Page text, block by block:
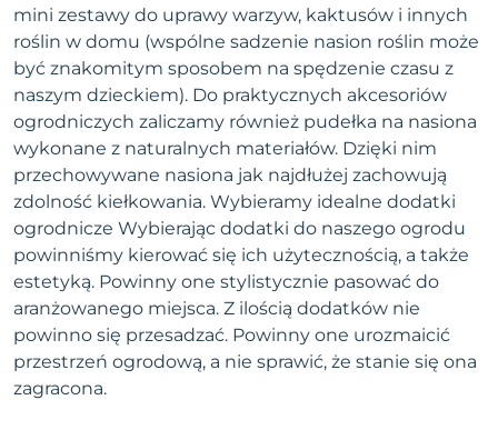
mini zestawy do uprawy warzyw, kaktusów i innych
roślin w domu (wspólne sadzenie nasion roślin może
być znakomitym sposobem na spędzenie czasu z
naszym dzieckiem). Do praktycznych akcesoriów
ogrodniczych zaliczamy również pudełka na nasiona
wykonane z naturalnych materiałów. Dzięki nim
przechowywane nasiona jak najdłużej zachowują
zdolność kiełkowania. Wybieramy idealne dodatki
ogrodnicze Wybierając dodatki do naszego ogrodu
powinniśmy kierować się ich użytecznością, a także
estetyką. Powinny one stylistycznie pasować do
aranżowanego miejsca. Z ilością dodatków nie
powinno się przesadzać. Powinny one urozmaicić
przestrzeń ogrodową, a nie sprawić, że stanie się ona
zagracona.